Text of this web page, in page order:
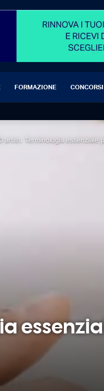
FORMAZIONE CONCORSI
artist. Terminologia essenziale